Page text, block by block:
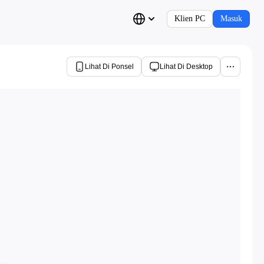
Klien PC Masuk
Lihat Di Ponsel Lihat Di Desktop